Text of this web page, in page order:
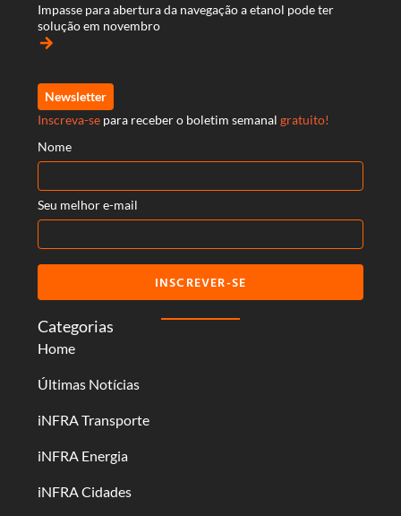
Categorias
Home
Últimas Notícias
iNFRA Transporte
iNFRA Energia
iNFRA Cidades
Impasse para abertura da navegação a etanol pode ter
solução em novembro
arrow_forward
Newsletter
Inscreva-se para receber o boletim semanal gratuito!
Nome
Seu melhor e-mail
INSCREVER-SE